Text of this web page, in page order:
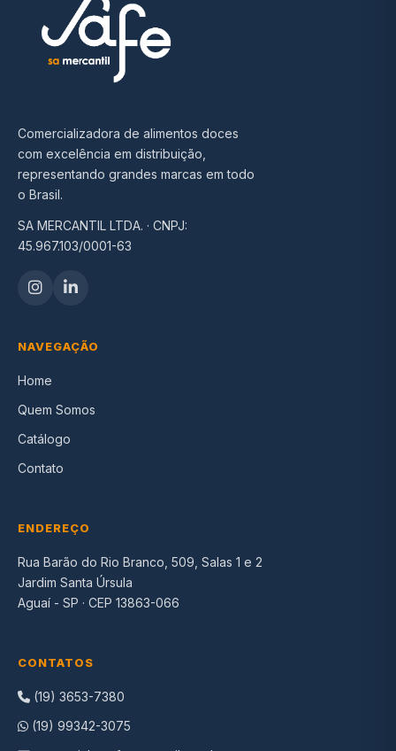
Comercializadora de alimentos doces
com excelência em distribuição,
representando grandes marcas em todo
o Brasil.
SA MERCANTIL LTDA. · CNPJ:
45.967.103/0001-63
NAVEGAÇÃO
Home
Quem Somos
Catálogo
Contato
ENDEREÇO
Rua Barão do Rio Branco, 509, Salas 1 e 2
Jardim Santa Úrsula
Aguaí - SP · CEP 13863-066
CONTATOS
(19) 3653-7380
(19) 99342-3075